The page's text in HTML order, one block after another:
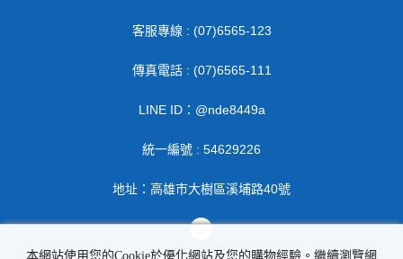
客服專線 : (07)6565-123
傳真電話 : (07)6565-111
LINE ID：@nde8449a
統一編號 : 54629226
地址：高雄市大樹區溪埔路40號
本網站使用您的Cookie於優化網站及您的購物經驗。繼續瀏覽網